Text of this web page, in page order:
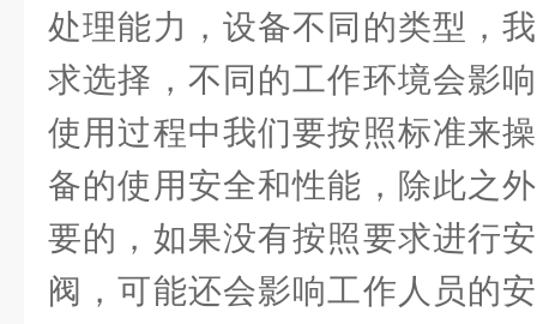
处理能力，设备不同的类型，
求选择，不同的工作环境会影
使用过程中我们要按照标准来
备的使用安全和性能，除此之
要的，如果没有按照要求进行
阀，可能还会影响工作人员的